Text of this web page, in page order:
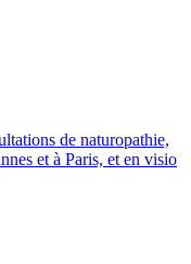
de naturopathie,
et à Paris, et en visio